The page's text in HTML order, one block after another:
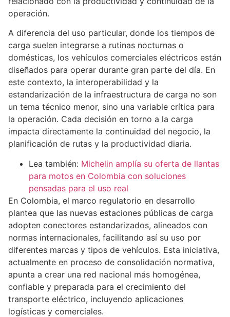
operación.
A diferencia del uso particular, donde los tiempos de
carga suelen integrarse a rutinas nocturnas o
domésticas, los vehículos comerciales eléctricos están
diseñados para operar durante gran parte del día. En
este contexto, la interoperabilidad y la
estandarización de la infraestructura de carga no son
un tema técnico menor, sino una variable crítica para
la operación. Cada decisión en torno a la carga
impacta directamente la continuidad del negocio, la
planificación de rutas y la productividad diaria.
Lea también: Michelin amplía su oferta de llantas
para motos en Colombia con soluciones
pensadas para el uso real
En Colombia, el marco regulatorio en desarrollo
plantea que las nuevas estaciones públicas de carga
adopten conectores estandarizados, alineados con
normas internacionales, facilitando así su uso por
diferentes marcas y tipos de vehículos. Esta iniciativa,
actualmente en proceso de consolidación normativa,
apunta a crear una red nacional más homogénea,
confiable y preparada para el crecimiento del
transporte eléctrico, incluyendo aplicaciones
logísticas y comerciales.